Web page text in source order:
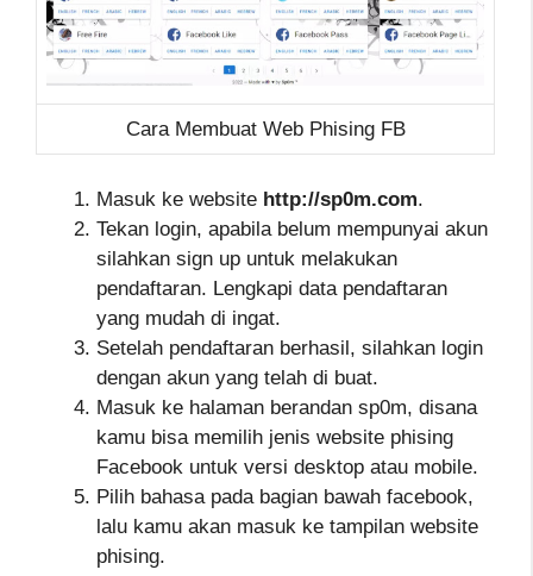
Cara Membuat Web Phising FB
Masuk ke website http://sp0m.com.
Tekan login, apabila belum mempunyai akun
silahkan sign up untuk melakukan
pendaftaran. Lengkapi data pendaftaran
yang mudah di ingat.
Setelah pendaftaran berhasil, silahkan login
dengan akun yang telah di buat.
Masuk ke halaman berandan sp0m, disana
kamu bisa memilih jenis website phising
Facebook untuk versi desktop atau mobile.
Pilih bahasa pada bagian bawah facebook,
lalu kamu akan masuk ke tampilan website
phising.